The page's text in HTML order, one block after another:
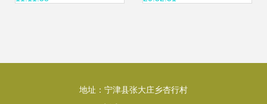
地址：宁津县张大庄乡杏行村